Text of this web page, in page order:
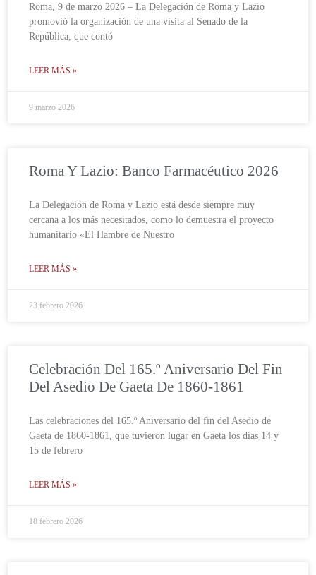
Roma, 9 de marzo 2026 – La Delegación de Roma y Lazio
promovió la organización de una visita al Senado de la
República, que contó
LEER MÁS »
9 marzo 2026
Roma Y Lazio: Banco Farmacéutico 2026
La Delegación de Roma y Lazio está desde siempre muy
cercana a los más necesitados, como lo demuestra el proyecto
humanitario «El Hambre de Nuestro
LEER MÁS »
23 febrero 2026
Celebración Del 165.º Aniversario Del Fin
Del Asedio De Gaeta De 1860-1861
Las celebraciones del 165.º Aniversario del fin del Asedio de
Gaeta de 1860-1861, que tuvieron lugar en Gaeta los días 14 y
15 de febrero
LEER MÁS »
18 febrero 2026